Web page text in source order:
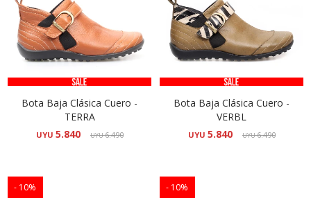
Bota Baja Clásica Cuero -
TERRA
UYU 5.840 UYU6.490
Bota Baja Clásica Cuero -
VERBL
UYU 5.840 UYU6.490
10 10